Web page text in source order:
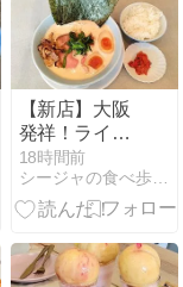
想う
【新店】大阪
発祥！ライス
もガツンとイ
ケる！こだわ
りの泡豚醤油
一宮にオープ
ン/ 薩摩家 一
18時間前
シージャの食べ歩きブログ〜東海ツゥレポ